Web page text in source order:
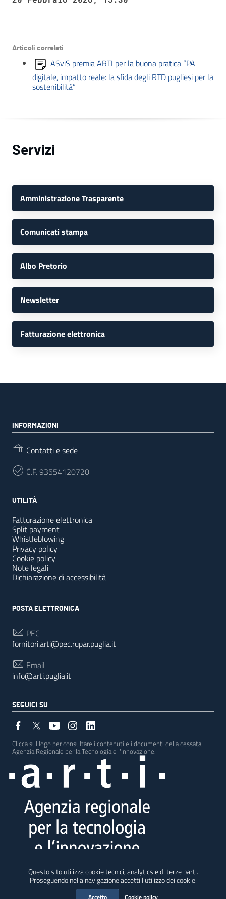
Questo sito utilizza cookie tecnici, analytics e di terze parti.
Proseguendo nella navigazione accetti l’utilizzo dei cookie.
Articoli correlati
ASviS premia ARTI per la buona pratica “PA
digitale, impatto reale: la sfida degli RTD pugliesi per la
sostenibilità”
Servizi
Amministrazione Trasparente
Comunicati stampa
Albo Pretorio
Newsletter
Fatturazione elettronica
INFORMAZIONI
Contatti e sede
C.F.93554120720
UTILITÀ
Fatturazione elettronica
Split payment
Whistleblowing
Privacy policy
Cookie policy
Note legali
Dichiarazione di accessibilità
POSTA ELETTRONICA
PEC
fornitori.arti@pec.rupar.puglia.it
Email
info@arti.puglia.it
SEGUICI SU
Clicca sul logo per consultare i contenuti e i documenti della cessata
Agenzia Regionale per la Tecnologia e l'Innovazione.
Direttore responsabile: Francesca Tondi
I contenuti redazionali di questo sito sono distribuiti con licenza